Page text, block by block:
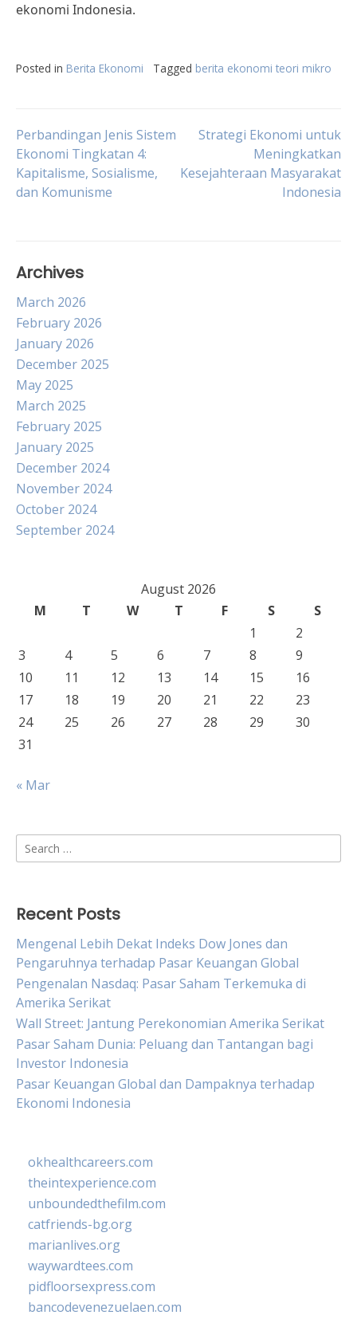
ekonomi Indonesia.
Posted in Berita Ekonomi Tagged berita ekonomi teori mikro
Post
navigation
Perbandingan Jenis Sistem
Ekonomi Tingkatan 4:
Kapitalisme, Sosialisme,
dan Komunisme
Strategi Ekonomi untuk
Meningkatkan
Kesejahteraan Masyarakat
Indonesia
Archives
March 2026
February 2026
January 2026
December 2025
May 2025
March 2025
February 2025
January 2025
December 2024
November 2024
October 2024
September 2024
August 2026
M
T W T F S
S
1
2
3
4 5 6 7 8
9
10
11 12 13 14 15
16
17
18 19 20 21 22
23
24
25 26 27 28 29
30
31
« Mar
Search
for:
Recent Posts
Mengenal Lebih Dekat Indeks Dow Jones dan
Pengaruhnya terhadap Pasar Keuangan Global
Pengenalan Nasdaq: Pasar Saham Terkemuka di
Amerika Serikat
Wall Street: Jantung Perekonomian Amerika Serikat
Pasar Saham Dunia: Peluang dan Tantangan bagi
Investor Indonesia
Pasar Keuangan Global dan Dampaknya terhadap
Ekonomi Indonesia
okhealthcareers.com
theintexperience.com
unboundedthefilm.com
catfriends-bg.org
marianlives.org
waywardtees.com
pidfloorsexpress.com
bancodevenezuelaen.com